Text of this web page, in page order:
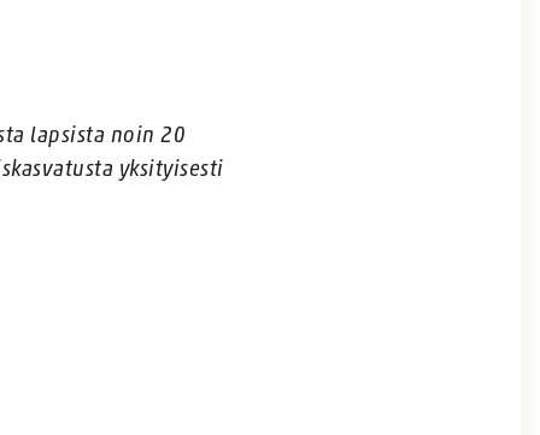
lapsista noin 20
yksityisesti